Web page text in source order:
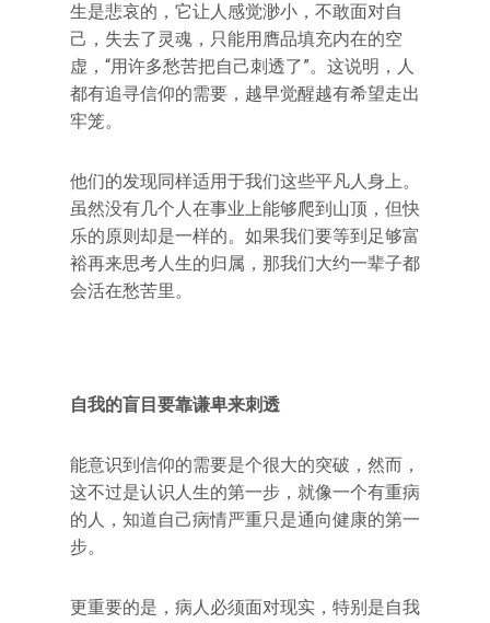
生是悲哀的，它让人感觉渺小，不敢面对自
己，失去了灵魂，只能用膺品填充内在的空
虚，“用许多愁苦把自己刺透了”。这说明，人
都有追寻信仰的需要，越早觉醒越有希望走出
牢笼。
他们的发现同样适用于我们这些平凡人身上。
虽然没有几个人在事业上能够爬到山顶，但快
乐的原则却是一样的。如果我们要等到足够富
裕再来思考人生的归属，那我们大约一辈子都
会活在愁苦里。
自我的盲目要靠谦卑来刺透
能意识到信仰的需要是个很大的突破，然而，
这不过是认识人生的第一步，就像一个有重病
的人，知道自己病情严重只是通向健康的第一
步。
更重要的是，病人必须面对现实，特别是自我